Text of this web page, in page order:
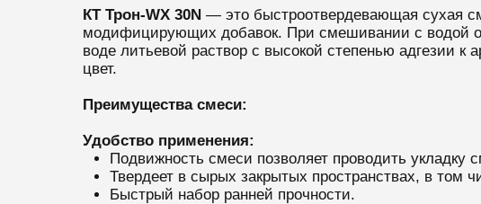
КТ Трон-WX 30N— это быстроотвердевающая сухая
модифицирующих добавок. При смешивании с водой
воде литьевой раствор с высокой степенью адгезии
цвет.
Преимущества смеси:
Удобство применения:
Подвижность смеси позволяет проводить укладку
Твердеет в сырых закрытых пространствах, в том
Быстрый набор ранней прочности.